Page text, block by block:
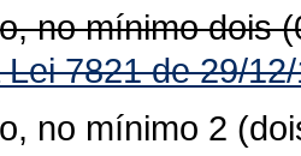
no mínimo dois
7821 de 29/
no mínimo 2